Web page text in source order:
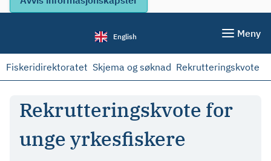
English Meny
Fiskeridirektoratet Skjema og søknad Rekrutteringskvote
Rekrutteringskvote for
unge yrkesfiskere